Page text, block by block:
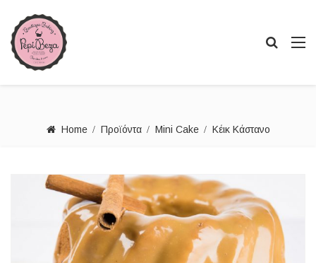
Home Προϊόντα Mini Cake Κέικ Κάστανο